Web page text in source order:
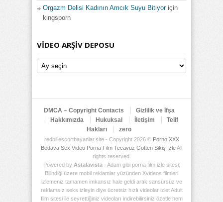
Orgazm Delisi Kadının Amcık Suyu Bitiyoriçin
kingsporn
VIDEO ARŞIV DEPOSU
Video
Arşiv
DMCA – Copyright Contacts
Gizlilik ve İfşa
Hakkımızda
Hukuksal İletişim
Telif
Hakları
zero
redbillescortbayanlar.site - Copyright 2026 © Porno XXX
Bedava Sex Video Porna Film Tecavüz Götten Sikiş İzleAll
rights reserved.
Powered by Astalavista- Adam gibi porna film izle sitesi;
Bilindiği üzere mobil reklamlar yüzünden Xvideos filmleri
izlemeniz tamamen imkansız hale geldi artık sansürsüz ve
reklamsız seks izleyin diye ücretsiz hızlı videolar izlet Adult
film sitesi ile seyrettiğiniz videoları indirebilirsiniz özetle hem